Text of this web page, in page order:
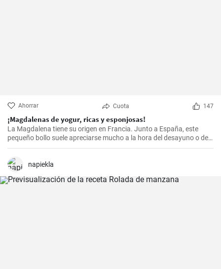
Ahorrar Cuota 147
¡Magdalenas de yogur, ricas y esponjosas!
La Magdalena tiene su origen en Francia. Junto a España, este
pequeño bollo suele apreciarse mucho a la hora del desayuno o de
la merienda. ¡Con la receta que os propongo hoy, vuestras
napiekla